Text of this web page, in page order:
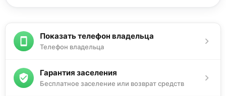
Показать телефон владельца
Телефон владельца
Гарантия заселения
Бесплатное заселение или возврат средств